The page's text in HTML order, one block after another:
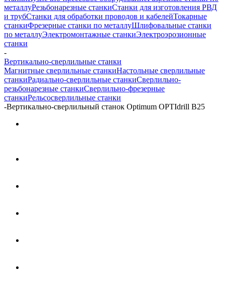
металлуРезьбонарезные станкиСтанки для изготовления РВД
и трубСтанки для обработки проводов и кабелейТокарные
станкиФрезерные станки по металлуШлифовальные станки
по металлуЭлектромонтажные станкиЭлектроэрозионные
станки
-
Вертикально-сверлильные станки
Магнитные сверлильные станкиНастольные сверлильные
станкиРадиально-сверлильные станкиСверлильно-
резьбонарезные станкиСверлильно-фрезерные
станкиРельсосверлильные станки
-Вертикально-сверлильный станок Optimum OPTIdrill B25